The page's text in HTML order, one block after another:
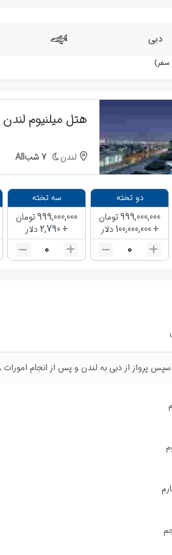
دبی
سفر)
هتل میلنیوم لندن
لندن 7شبAll
دو تخته
999,000,000تومان
+
100,000,000دلار
0
سه تخته
999,000,000تومان
+
2,790دلار
0
سپس پرواز از دبی به لندن و پس از انجام